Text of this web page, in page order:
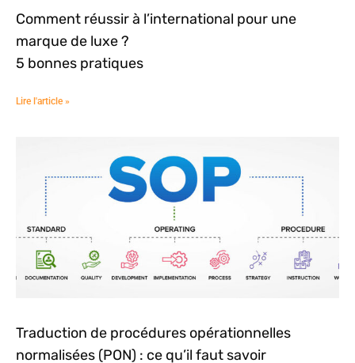
Comment réussir à l’international pour une
marque de luxe ?
5 bonnes pratiques
Lire l'article »
Traduction de procédures opérationnelles
normalisées (PON) : ce qu’il faut savoir